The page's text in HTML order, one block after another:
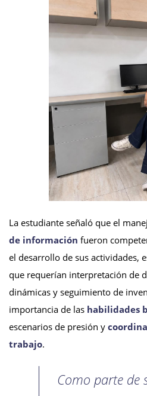
La estudiante señaló que el
de información fueron
el desarrollo de sus actividades,
que requerían interpretación de
dinámicas y seguimiento de
importancia de las habilidades
escenarios de presión y
trabajo.
Como parte de